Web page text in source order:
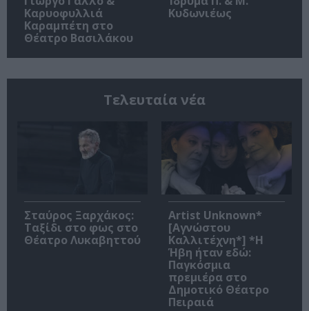
Καρυοφυλλιά
Καραμπέτη στο
Θέατρο Βασιλάκου
Κυδωνιέως
Τελευταία νέα
Σταύρος Ξαρχάκος:
Ταξίδι στο φως στο
Θέατρο Λυκαβηττού
Artist Unknown*
[Αγνώστου
Καλλιτέχνη*] *Η
Ήβη ήταν εδώ:
Παγκόσμια
πρεμιέρα στο
Δημοτικό Θέατρο
Πειραιά